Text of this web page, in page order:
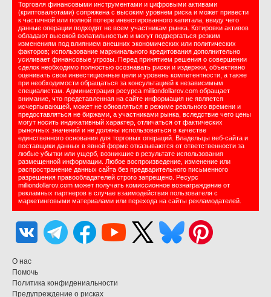
Торговля финансовыми инструментами и цифровыми активами
(криптовалютами) сопряжена с высоким уровнем риска и может привести
к частичной или полной потере инвестированного капитала, ввиду чего
данные операции подходят не всем участникам рынка. Котировки активов
обладают высокой волатильностью и могут подвергаться резким
изменениям под влиянием внешних экономических или политических
факторов; использование маржинального кредитования дополнительно
усиливает финансовые угрозы. Перед принятием решения о совершении
сделок необходимо полностью осознавать риски и издержки, объективно
оценивать свои инвестиционные цели и уровень компетентности, а также
при необходимости обращаться за консультацией к независимым
специалистам. Администрация ресурса milliondollarov.com обращает
внимание, что представленная на сайте информация не является
исчерпывающей, может не обновляться в режиме реального времени и
предоставляться не биржами, а участниками рынка, вследствие чего цены
могут носить индикативный характер, отличаться от фактических
рыночных значений и не должны использоваться в качестве
единственного основания для торговых операций. Владельцы веб-сайта и
поставщики данных в явной форме отказываются от ответственности за
любые убытки или ущерб, возникшие в результате использования
размещенной информации. Любое воспроизведение, изменение или
распространение данных сайта без предварительного письменного
разрешения правообладателей строго запрещено. Ресурс
milliondollarov.com может получать комиссионное вознаграждение от
рекламных партнеров в случае взаимодействия пользователя с
маркетинговыми материалами или перехода на сайты рекламодателей.
О нас
Помочь
Политика конфидениальности
Предупреждение о рисках